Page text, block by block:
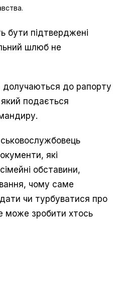
бути підтверджені
шлюб не
долучаються до рапорту
подається
які
обставини,
чому саме
чи турбуватися про
може зробити хтось